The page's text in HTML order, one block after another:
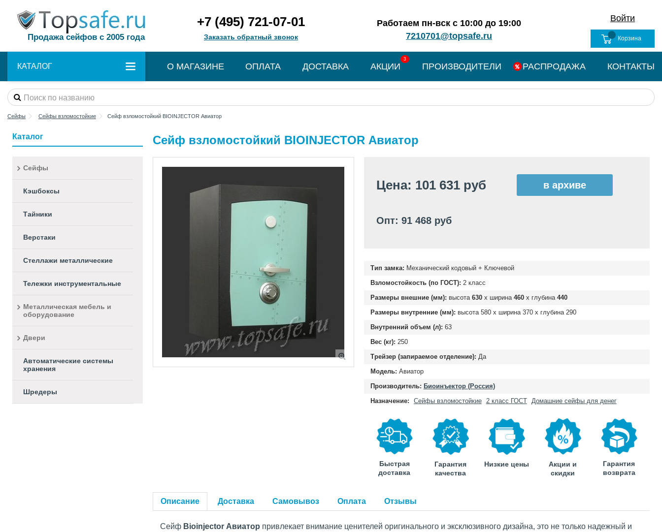
Продажа сейфов с 2005 года
Войти
Корзина
Работаем пн-вск с 10:00 до 19:00
7210701@topsafe.ru
+7 (495) 721-07-01
Заказать обратный звонок
КАТАЛОГ О МАГАЗИНЕ ОПЛАТА ДОСТАВКА
3
АКЦИИ ПРОИЗВОДИТЕЛИ РАСПРОДАЖА КОНТАКТЫ
Сейфы Сейфы взломостойкие Сейф взломостойкий BIOINJECTOR Авиатор
Каталог
Сейфы
Кэшбоксы
Тайники
Верстаки
Стеллажи металлические
Тележки инструментальные
Металлическая мебель и
оборудование
Двери
Автоматические системы
хранения
Шредеры
Сейф взломостойкий BIOINJECTOR Авиатор
Цена: 101 631 руб
Опт: 91 468 руб
в архиве
Тип замка: Механический кодовый + Ключевой
Взломостойкость (по ГОСТ): 2 класс
Размеры внешние (мм): высота 630х ширина 460х глубина 440
Размеры внутренние (мм): высота 580х ширина 370х глубина 290
Внутренний объем (л): 63
Вес (кг): 250
Трейзер (запираемое отделение): Да
Модель: Авиатор
Производитель: Биоинъектор (Россия)
Назначение:
Сейфы взломостойкие 2 класс ГОСТ Домашние сейфы для денег
Быстрая
доставка
Гарантия
качества
Низкие цены
Акции и
скидки
Гарантия
возврата
Описание Доставка Самовывоз Оплата Отзывы
Сейф Bioinjector Авиатор привлекает внимание ценителей оригинального и эксклюзивного дизайна, это не только надежный и